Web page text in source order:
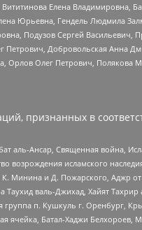
Елена Владимировна,
Юрьевна, Гендель Людмила
Подузов Сергей Васильевич,
Добровольская Анна
Олег Петрович, Полякова
признанных в
Ансар, Священная война,
исламского
Минина и Д. Пожарского, Аджр
Таухид валь-Джихад, Хайят
группа п. Кушкуль г. Оренбург,
ячейка, Батал-Хаджи